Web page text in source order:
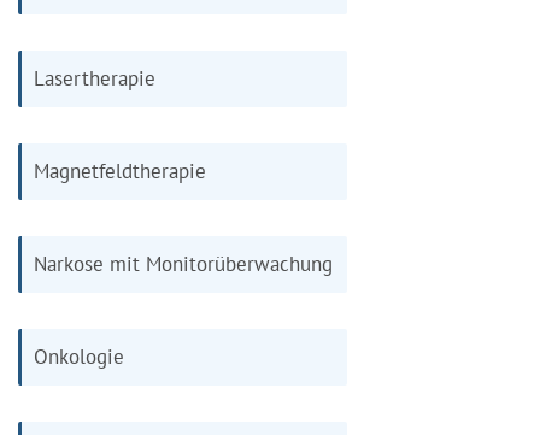
Lasertherapie
Magnetfeldtherapie
Narkose mit Monitorüberwachung
Onkologie